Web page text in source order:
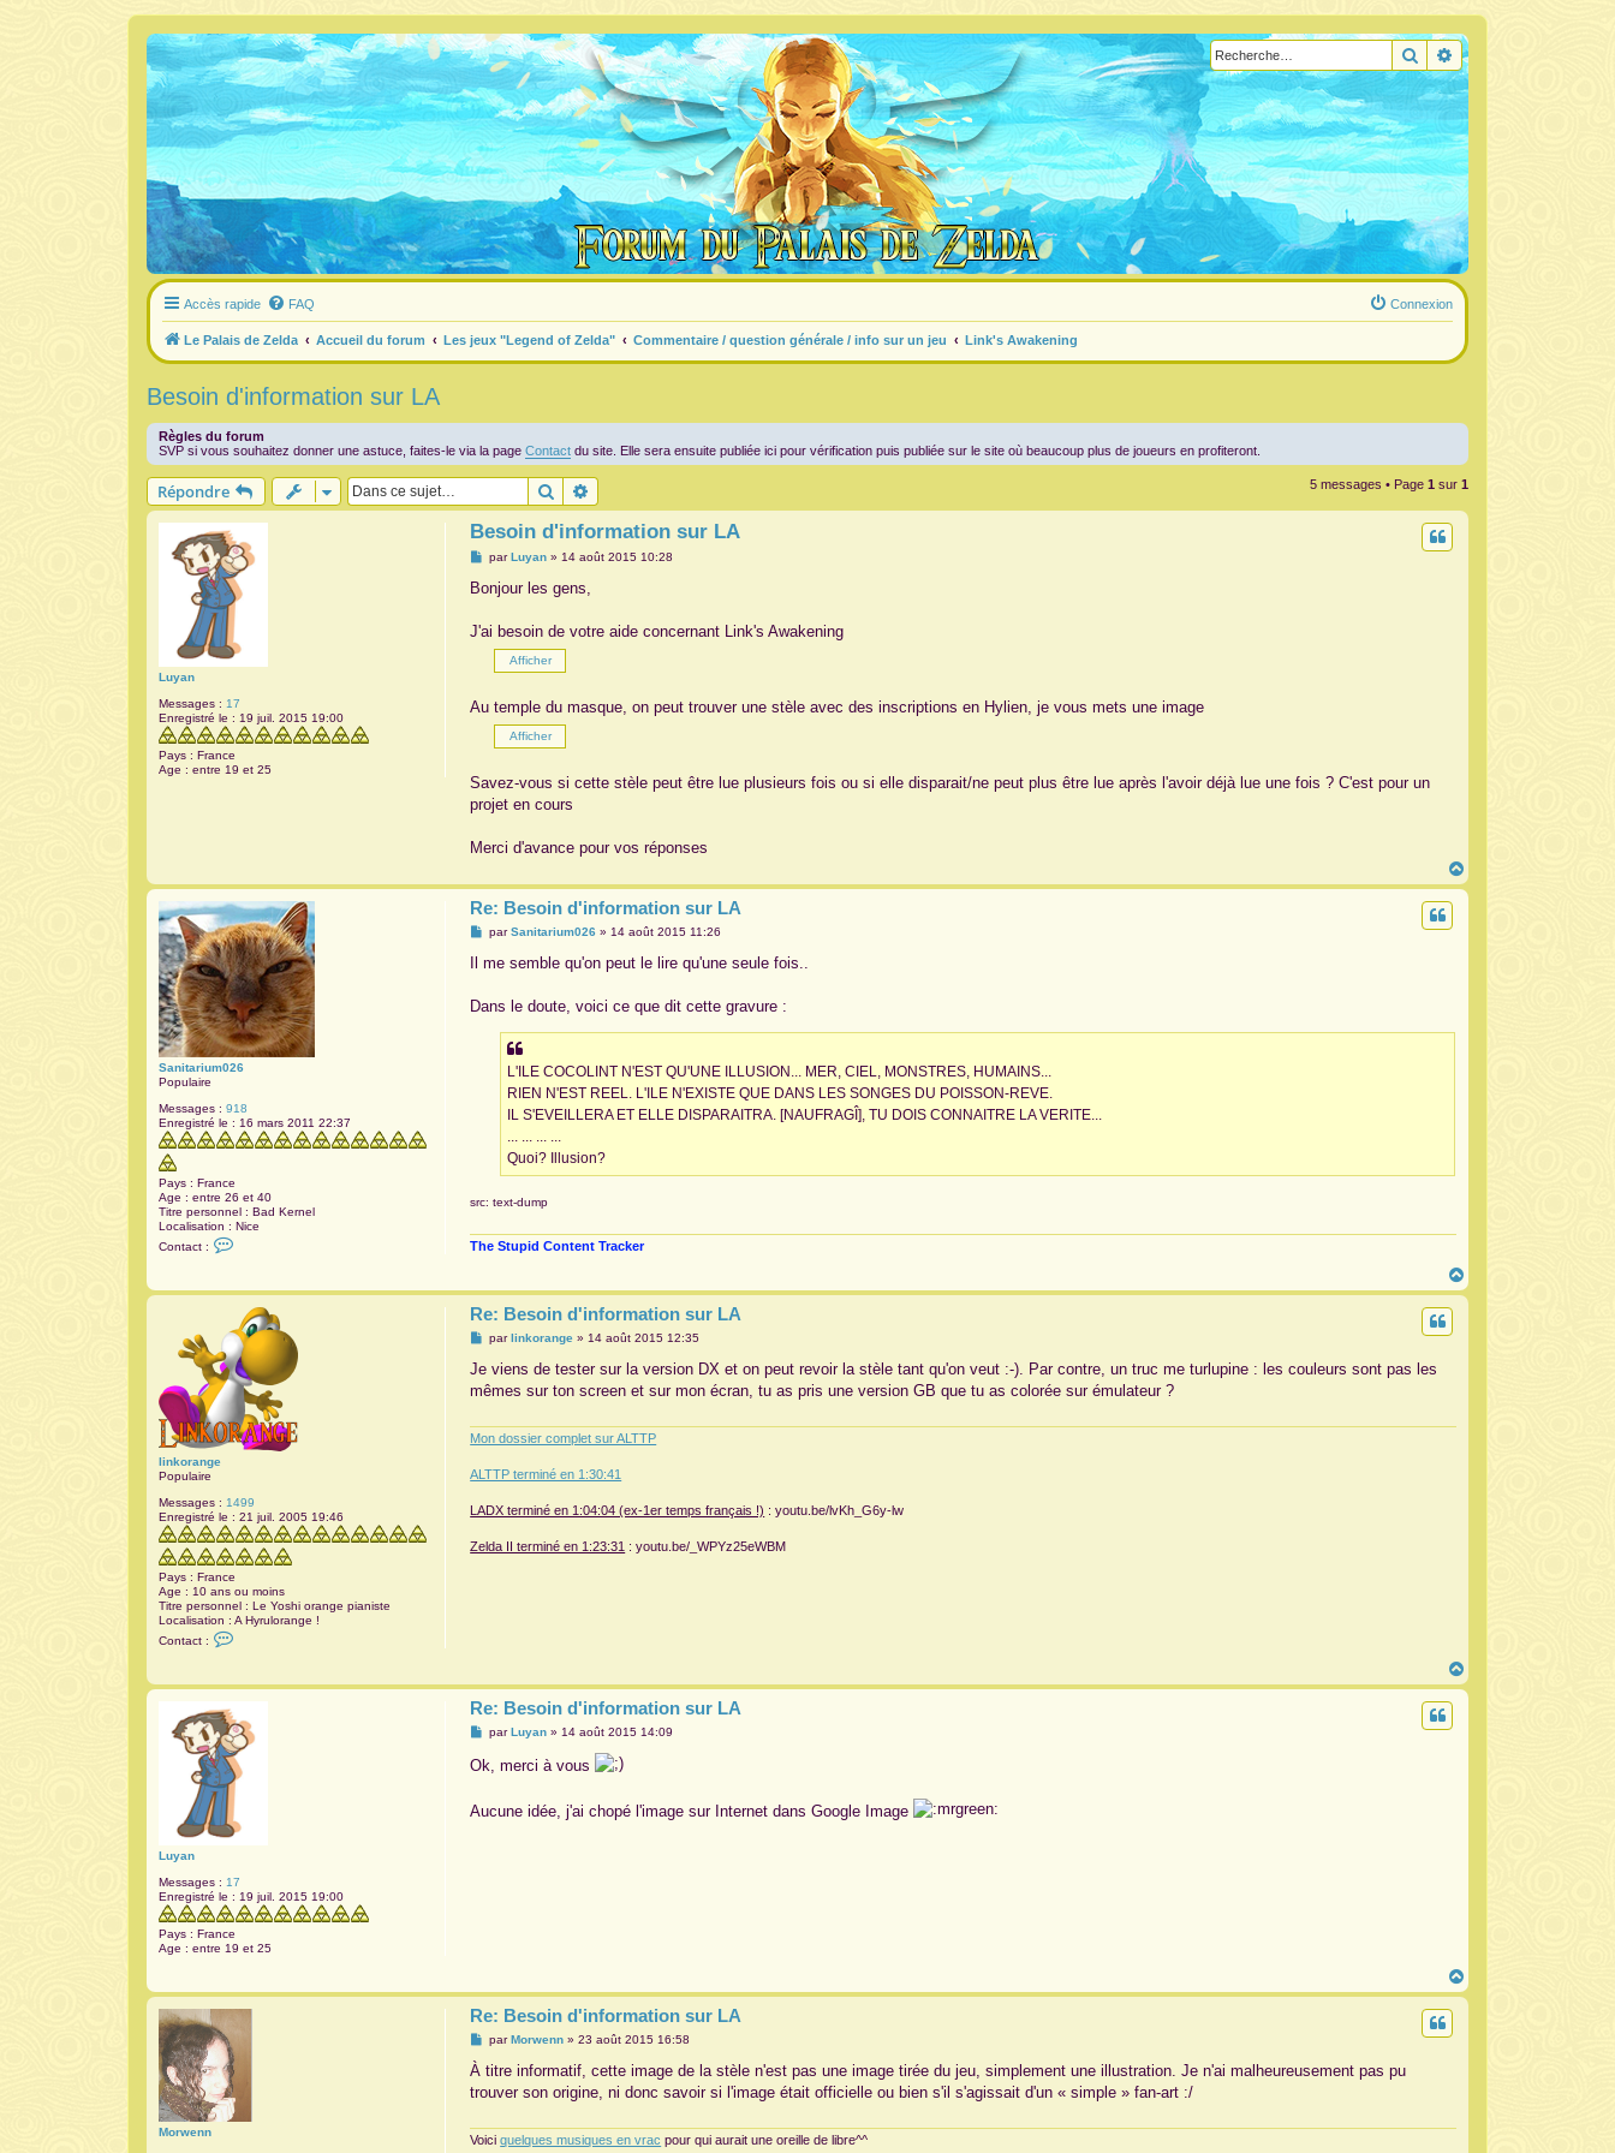
RechercherRecherche avancée
Accès rapide FAQ Connexion
Le Palais de Zelda Accueil du forum Les jeux "Legend of Zelda" Commentaire / question générale / info sur un jeu Link's Awakening
Besoin d'information sur LA
Règles du forum
SVP si vous souhaitez donner une astuce, faites-le via la page Contact du site. Elle sera ensuite publiée ici pour vérification puis publiée sur le site où beaucoup plus de joueurs en profiteront.
Répondre Rechercher 5 messages • Page 1 sur 1
Luyan
Messages : 17
Enregistré le : 19 juil. 2015 19:00
Pays : France
Age : entre 19 et 25
Besoin d'information sur LA
M
s
g
parLuyan » 14 août 2015 10:28
Bonjour les gens,
J'ai besoin de votre aide concernant Link's Awakening
Au temple du masque, on peut trouver une stèle avec des inscriptions en Hylien, je vous mets une image
Savez-vous si cette stèle peut être lue plusieurs fois ou si elle disparait/ne peut plus être lue après l'avoir déjà lue une fois ? C'est pour un
projet en cours
Merci d'avance pour vos réponses
a
u
Sanitarium026
Populaire
Messages : 918
Enregistré le : 16 mars 2011 22:37
Pays : France
Age : entre 26 et 40
Titre personnel : Bad Kernel
Localisation : Nice
Contact :
a
t
e
r
S
a
t
a
m
0
2
6
Re: Besoin d'information sur LA
M
s
g
parSanitarium026 » 14 août 2015 11:26
Il me semble qu'on peut le lire qu'une seule fois..
Dans le doute, voici ce que dit cette gravure :
L'ILE COCOLINT N'EST QU'UNE ILLUSION... MER, CIEL, MONSTRES, HUMAINS...
RIEN N'EST REEL. L'ILE N'EXISTE QUE DANS LES SONGES DU POISSON-REVE.
IL S'EVEILLERA ET ELLE DISPARAITRA. [NAUFRAGÎ], TU DOIS CONNAITRE LA VERITE...
... ... ... ...
Quoi? Illusion?
src: text-dump
The Stupid Content Tracker
a
u
linkorange
Populaire
Messages : 1499
Enregistré le : 21 juil. 2005 19:46
Pays : France
Age : 10 ans ou moins
Titre personnel : Le Yoshi orange pianiste
Localisation : A Hyrulorange !
Contact :
a
t
e
r
l
i
o
r
g
e
Re: Besoin d'information sur LA
M
s
a
parlinkorange » 14 août 2015 12:35
Je viens de tester sur la version DX et on peut revoir la stèle tant qu'on veut :-). Par contre, un truc me turlupine : les couleurs sont pas les
mêmes sur ton screen et sur mon écran, tu as pris une version GB que tu as colorée sur émulateur ?
Mon dossier complet sur ALTTP
ALTTP terminé en 1:30:41
LADX terminé en 1:04:04 (ex-1er temps français !) : youtu.be/lvKh_G6y-lw
Zelda II terminé en 1:23:31 : youtu.be/_WPYz25eWBM
a
u
Luyan
Messages : 17
Enregistré le : 19 juil. 2015 19:00
Pays : France
Age : entre 19 et 25
Re: Besoin d'information sur LA
M
s
e
parLuyan » 14 août 2015 14:09
Ok, merci à vous
Aucune idée, j'ai chopé l'image sur Internet dans Google Image
a
u
Morwenn
Re: Besoin d'information sur LA
M
s
a
parMorwenn »23 août 2015 16:58
À titre informatif, cette image de la stèle n'est pas une image tirée du jeu, simplement une illustration. Je n'ai malheureusement pas pu
trouver son origine, ni donc savoir si l'image était officielle ou bien s'il s'agissait d'un « simple » fan-art :/
Voiciquelques musiques en vrac pour qui aurait une oreille de libre^^